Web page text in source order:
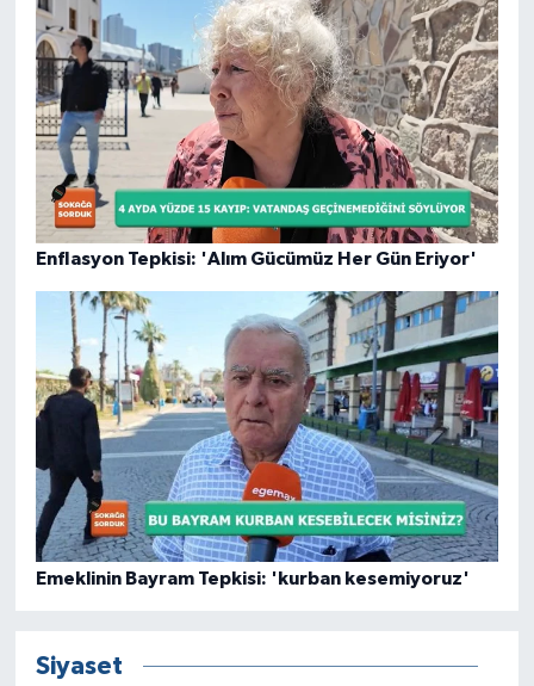
Enflasyon Tepkisi: 'Alım Gücümüz Her Gün Eriyor'
Emeklinin Bayram Tepkisi: 'kurban kesemiyoruz'
Siyaset